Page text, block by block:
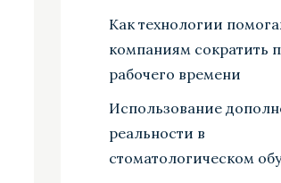
Как технологии
компаниям сократить
рабочего времени
Использование
реальности в
стоматологическом